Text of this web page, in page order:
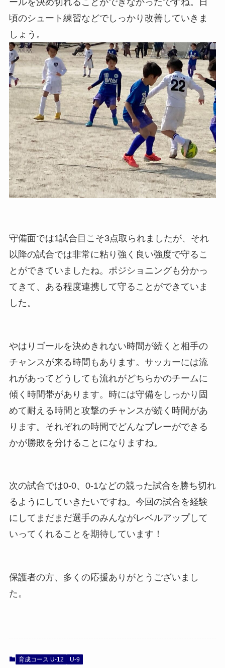
頃のシュート練習などでしっかり改善していきま
しょう。
守備面では1試合目こそ3点取られましたが、それ
以降の試合では非常に粘り強く良い強度で守るこ
とができていましたね。ポジショニングも分かっ
てきて、ある程度連携して守ることができていま
した。
やはりゴールを決めきれない時間が続くと相手の
チャンスが来る時間もあります。サッカーには流
れがあってどうしても流れがどちらかのチームに
傾く時間帯があります。時には守備をしっかり固
めて耐える時間と攻撃のチャンスが続く時間があ
ります。それぞれの時間でどんなプレーができる
かが勝敗を分けることになりますね。
次の試合では0-0、0-1などの競った試合を勝ち切れ
るようにしていきたいですね。今回の試合を経験
にしてまだまだ選手のみんながレベルアップして
いってくれることを期待しています！
保護者の方、多くの応援ありがとうございまし
た。
育成コース U-12 U-9